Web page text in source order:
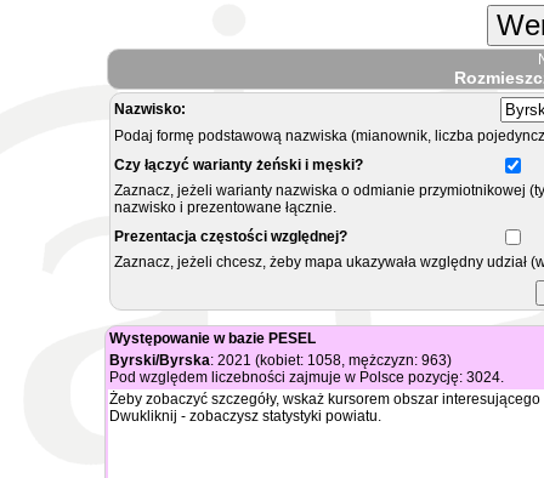
Nazwisko:
Podaj formę podstawową nazwiska (mianownik, liczba
Czy łączyć warianty żeński i męski?
Zaznacz, jeżeli warianty nazwiska o odmianie przymiotnikowej
nazwisko i prezentowane łącznie.
Prezentacja częstości względnej?
Zaznacz, jeżeli chcesz, żeby mapa ukazywała względny
Występowanie w bazie PESEL
Byrski/Byrska: 2021 (kobiet: 1058, mężczyzn: 963)
Pod względem liczebności zajmuje w Polsce pozycję: 3024.
Żeby zobaczyć szczegóły, wskaż kursorem obszar
Dwukliknij - zobaczysz statystyki powiatu.